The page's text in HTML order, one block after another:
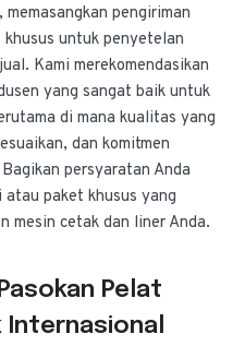
pengiriman
untuk penyetelan
Kami merekomendasikan
yang sangat baik untuk
di mana kualitas yang
dan komitmen
persyaratan Anda
paket khusus yang
mesin cetak dan liner Anda.
Pelat
Internasional